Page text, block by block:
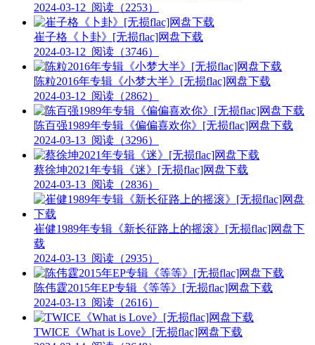
2024-03-12 阅读（2253）
崔子格《卜卦》[无损flac]网盘下载
2024-03-12 阅读（3746）
陈粒2016年专辑《小梦大半》[无损flac]网盘下载
2024-03-12 阅读（2862）
陈百强1989年专辑《偏偏喜欢你》[无损flac]网盘下载
2024-03-13 阅读（3296）
蔡徐坤2021年专辑《迷》[无损flac]网盘下载
2024-03-13 阅读（2836）
崔健1989年专辑《新长征路上的摇滚》[无损flac]网盘下
载
2024-03-13 阅读（2935）
陈伟霆2015年EP专辑《等等》[无损flac]网盘下载
2024-03-13 阅读（2616）
TWICE《What is Love》[无损flac]网盘下载